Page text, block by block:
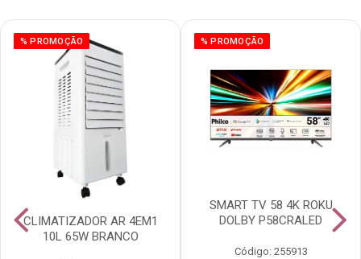
% PROMOÇÃO
CLIMATIZADOR AR 4EM1
10L 65W BRANCO
% PROMOÇÃO
SMART TV 58 4K ROKU
DOLBY P58CRALED
Código: 255913